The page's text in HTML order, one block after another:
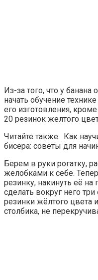
Из-за того, что у
начать обучение
его изготовления,
20 резинок желтого
Читайте также: Как
бисера: советы для
Берем в руки рогатку,
желобками к себе.
резинку, накинуть её на
сделать вокруг него
резинки жёлтого цвета
столбика, не